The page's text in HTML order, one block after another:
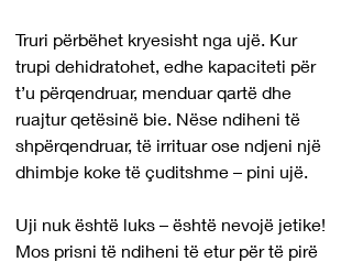
Truri përbëhet kryesisht nga ujë. Kur
trupi dehidratohet, edhe kapaciteti për
t’u përqendruar, menduar qartë dhe
ruajtur qetësinë bie. Nëse ndiheni të
shpërqendruar, të irrituar ose ndjeni një
dhimbje koke të çuditshme – pini ujë.
Uji nuk është luks – është nevojë jetike!
Mos prisni të ndiheni të etur për të pirë